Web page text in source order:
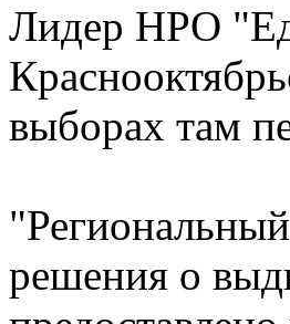
Лидер НРО
выборах там
решения о